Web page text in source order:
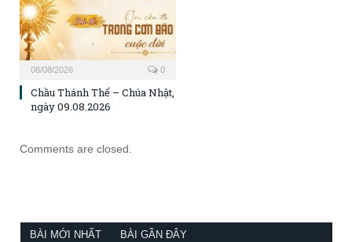
08/08/2026 0
Chầu Thánh Thể – Chúa Nhật,
ngày 09.08.2026
Comments are closed.
BÀI MỚI NHẤT BÀI GẦN ĐÂY